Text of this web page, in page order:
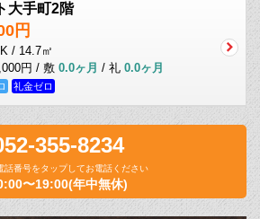
大手町2階
円
/ 14.7㎡
円 / 敷 0.0ヶ月 / 礼 0.0ヶ月
礼金ゼロ
355-8234
話番号をタップしてお電話ください
〜19:00(年中無休)